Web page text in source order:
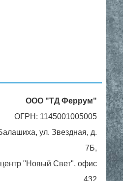
ООО "ТД Феррум"
ОГРН: 1145001005005
ул. Звездная, д.
7Б,
"Новый Свет", офис